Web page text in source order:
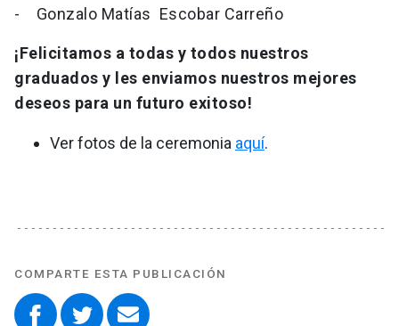
- Gonzalo Matías Escobar Carreño
¡Felicitamos a todas y todos nuestros
graduados y les enviamos nuestros mejores
deseos para un futuro exitoso!
Ver fotos de la ceremonia aquí.
COMPARTE ESTA PUBLICACIÓN